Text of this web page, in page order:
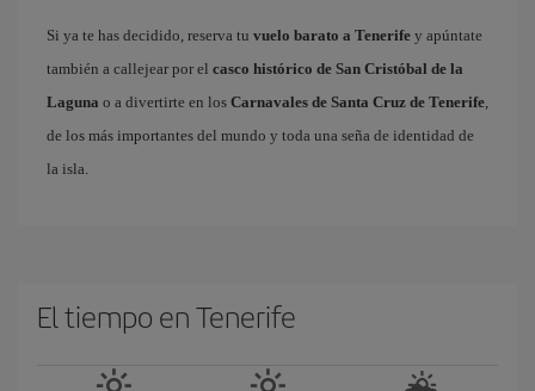
Si ya te has decidido, reserva tu vuelo barato a Tenerife y apúntate
también a callejear por el casco histórico de San Cristóbal de la
Laguna o a divertirte en los Carnavales de Santa Cruz de Tenerife
de los más importantes del mundo y toda una seña de identidad de
la isla.
El tiempo en Tenerife